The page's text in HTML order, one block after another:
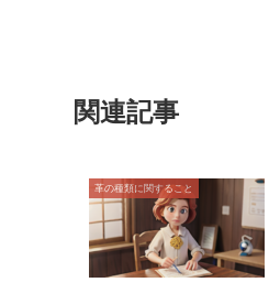
関連記事
革の種類に関すること